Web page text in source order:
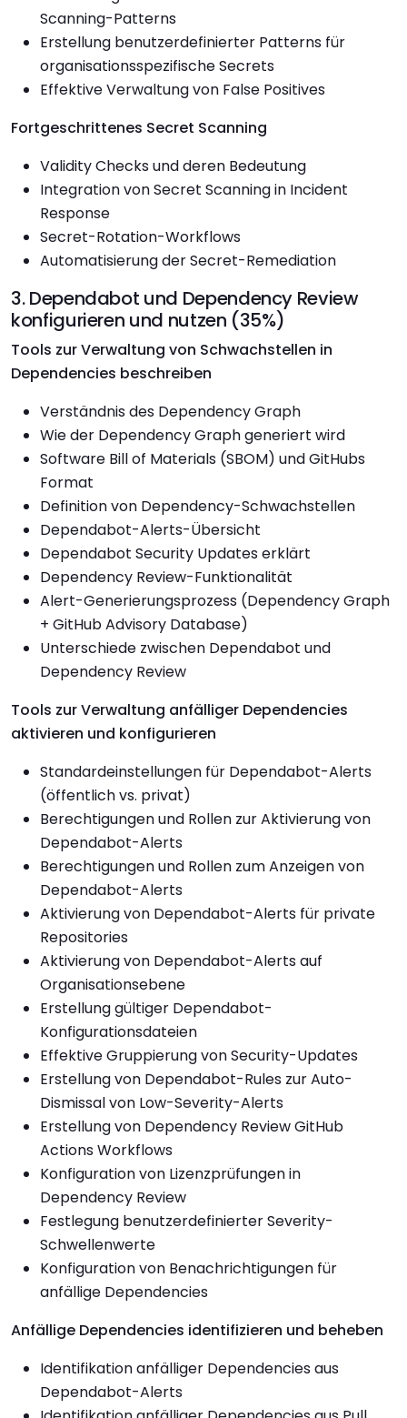
Scanning-Patterns
Erstellung benutzerdefinierter Patterns für
organisationsspezifische Secrets
Effektive Verwaltung von False Positives
Fortgeschrittenes Secret Scanning
Validity Checks und deren Bedeutung
Integration von Secret Scanning in Incident
Response
Secret-Rotation-Workflows
Automatisierung der Secret-Remediation
3. Dependabot und Dependency Review
konfigurieren und nutzen (35%)
Tools zur Verwaltung von Schwachstellen in
Dependencies beschreiben
Verständnis des Dependency Graph
Wie der Dependency Graph generiert wird
Software Bill of Materials (SBOM) und GitHubs
Format
Definition von Dependency-Schwachstellen
Dependabot-Alerts-Übersicht
Dependabot Security Updates erklärt
Dependency Review-Funktionalität
Alert-Generierungsprozess (Dependency Graph
+ GitHub Advisory Database)
Unterschiede zwischen Dependabot und
Dependency Review
Tools zur Verwaltung anfälliger Dependencies
aktivieren und konfigurieren
Standardeinstellungen für Dependabot-Alerts
(öffentlich vs. privat)
Berechtigungen und Rollen zur Aktivierung von
Dependabot-Alerts
Berechtigungen und Rollen zum Anzeigen von
Dependabot-Alerts
Aktivierung von Dependabot-Alerts für private
Repositories
Aktivierung von Dependabot-Alerts auf
Organisationsebene
Erstellung gültiger Dependabot-
Konfigurationsdateien
Effektive Gruppierung von Security-Updates
Erstellung von Dependabot-Rules zur Auto-
Dismissal von Low-Severity-Alerts
Erstellung von Dependency Review GitHub
Actions Workflows
Konfiguration von Lizenzprüfungen in
Dependency Review
Festlegung benutzerdefinierter Severity-
Schwellenwerte
Konfiguration von Benachrichtigungen für
anfällige Dependencies
Anfällige Dependencies identifizieren und beheben
Identifikation anfälliger Dependencies aus
Dependabot-Alerts